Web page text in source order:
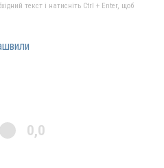
текст і натисніть Ctrl + Enter, щоб
0,0